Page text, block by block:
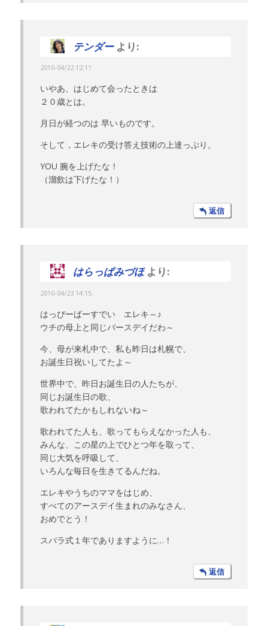
テンダー より:
2010-04/22 12:11
いやあ、はじめて会ったときは
２０歳とは。
月日が経つのは 早いものです。
そして，エレキの受け答え技術の上達っぷり。
YOU 腕を上げたな！
（溜飲は下げたな！）
返信
はらっぱみづほ より:
2010-04/23 14:15
はっぴーばーすでい エレキ～♪
ウチの母上と同じバースデイだわ～
今、母が来札中で、私も昨日は札幌で、
お誕生日祝いしてたよ～
世界中で、昨日お誕生日の人たちが、
同じお誕生日の歌、
歌われてたかもしれないね～
歌われてた人も、歌ってもらえなかった人も、
みんな、この星の上でひとつ年を取って、
同じ大気を呼吸して、
いろんな毎日を生きてるんだね。
エレキやうちのママをはじめ、
すべてのアースデイ生まれのみなさん、
おめでとう！
スバラ式１年でありますように…！
返信